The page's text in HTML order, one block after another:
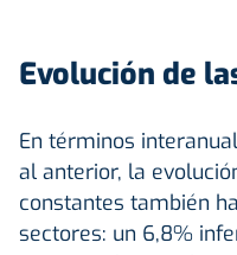
Evolución de
En términos
al anterior, la
constantes también
sectores: un 6,8%